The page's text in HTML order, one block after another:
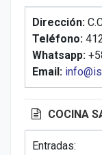
Dirección:
Teléfono:
Whatsapp:
Email:
COCINA
Entradas: